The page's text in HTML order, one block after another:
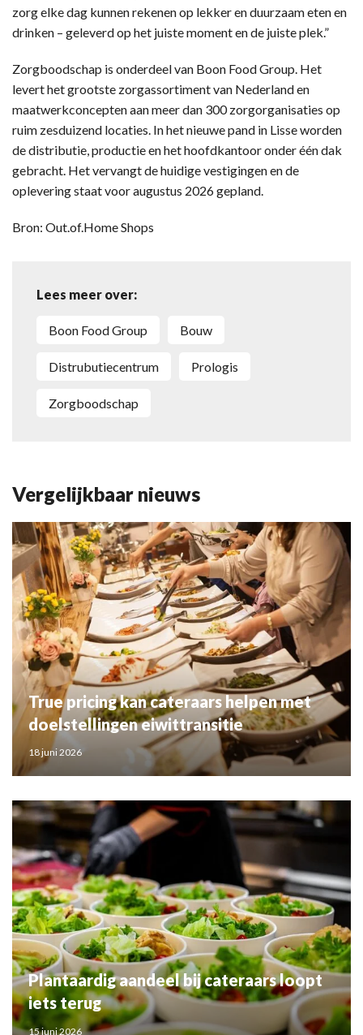
zorg elke dag kunnen rekenen op lekker en duurzaam eten en
drinken – geleverd op het juiste moment en de juiste plek.”
Zorgboodschap is onderdeel van Boon Food Group. Het
levert het grootste zorgassortiment van Nederland en
maatwerkconcepten aan meer dan 300 zorgorganisaties op
ruim zesduizend locaties. In het nieuwe pand in Lisse worden
de distributie, productie en het hoofdkantoor onder één dak
gebracht. Het vervangt de huidige vestigingen en de
oplevering staat voor augustus 2026 gepland.
Bron: Out.of.Home Shops
Lees meer over:
Boon Food Group bouw
distrubutiecentrum Prologis
Zorgboodschap
Vergelijkbaar nieuws
True pricing kan cateraars helpen met
doelstellingen eiwittransitie
18 juni 2026
Plantaardig aandeel bij cateraars loopt
iets terug
15 juni 2026